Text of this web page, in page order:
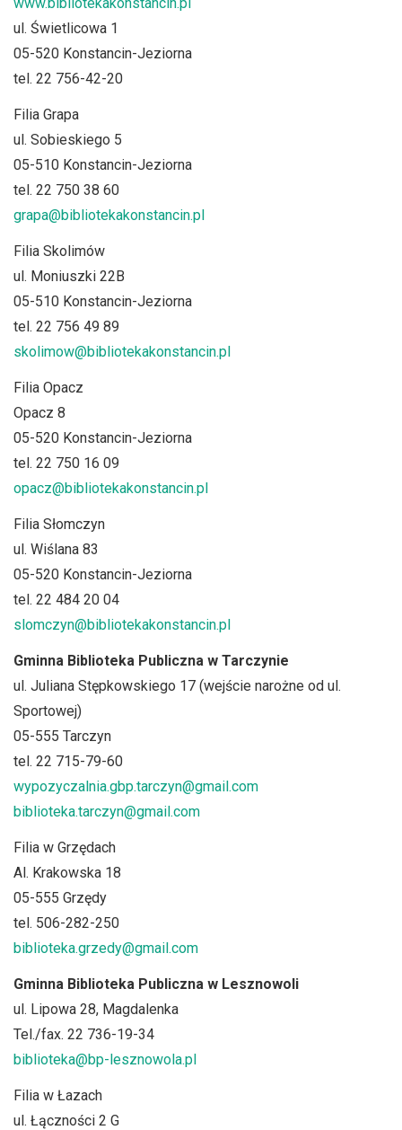
ul. Świetlicowa 1
05-520 Konstancin-Jeziorna
tel. 22 756-42-20
Filia Grapa
ul. Sobieskiego 5
05-510 Konstancin-Jeziorna
tel. 22 750 38 60
grapa@bibliotekakonstancin.pl
Filia Skolimów
ul. Moniuszki 22B
05-510 Konstancin-Jeziorna
tel. 22 756 49 89
skolimow@bibliotekakonstancin.pl
Filia Opacz
Opacz 8
05-520 Konstancin-Jeziorna
tel. 22 750 16 09
opacz@bibliotekakonstancin.pl
Filia Słomczyn
ul. Wiślana 83
05-520 Konstancin-Jeziorna
tel. 22 484 20 04
slomczyn@bibliotekakonstancin.pl
Gminna Biblioteka Publiczna w Tarczynie
ul. Juliana Stępkowskiego 17 (wejście narożne od ul.
Sportowej)
05-555 Tarczyn
tel. 22 715-79-60
wypozyczalnia.gbp.tarczyn@gmail.com
biblioteka.tarczyn@gmail.com
Filia w Grzędach
Al. Krakowska 18
05-555 Grzędy
tel. 506-282-250
biblioteka.grzedy@gmail.com
Gminna Biblioteka Publiczna w Lesznowoli
ul. Lipowa 28, Magdalenka
Tel./fax. 22 736-19-34
biblioteka@bp-lesznowola.pl
Filia w Łazach
ul. Łączności 2 G